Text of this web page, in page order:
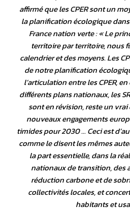
affirmé que les CPER sont un
la planification écologique
France nation verte : «Le
territoire par territoire, nous
calendrier et des moyens. Les
de notre planification
l’articulation entre les CPER,
différents plans nationaux, les
sont en révision, reste un vrai
nouveaux engagements
timides pour 2030 … Ceci est
comme le disent les mêmes
la part essentielle, dans la
nationaux de transition, des
réduction carbone et de
collectivités locales, et
habitants et